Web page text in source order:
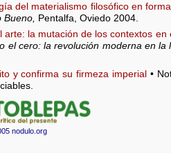
del materialismo filosófico en
Pentalfa, Oviedo 2004.
arte: la mutación de los contextos en
el cero: la revolución moderna en la
y confirma su firmeza imperial •
nodulo.org